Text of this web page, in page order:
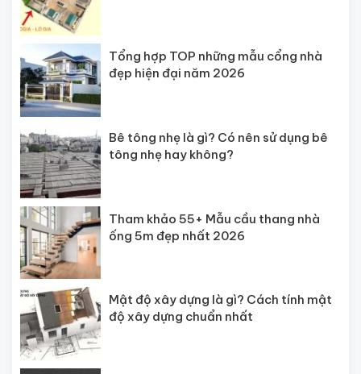
Tổng hợp TOP những mẫu cổng nhà
đẹp hiện đại năm 2026
Bê tông nhẹ là gì? Có nên sử dụng bê
tông nhẹ hay không?
Tham khảo 55+ Mẫu cầu thang nhà
ống 5m đẹp nhất 2026
Mật độ xây dựng là gì? Cách tính mật
độ xây dựng chuẩn nhất